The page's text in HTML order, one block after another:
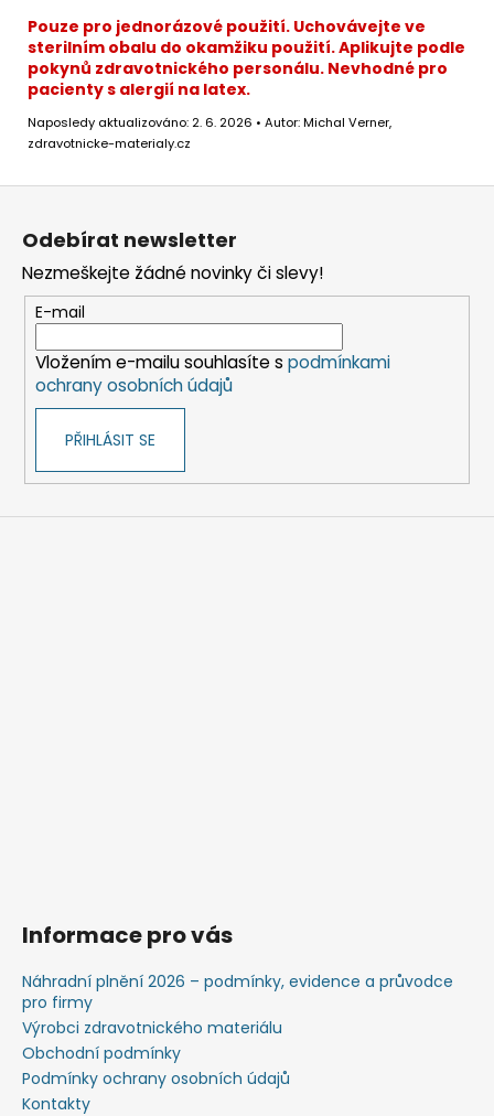
Pouze pro jednorázové použití. Uchovávejte ve
sterilním obalu do okamžiku použití. Aplikujte podle
pokynů zdravotnického personálu. Nevhodné pro
pacienty s alergií na latex.
Naposledy aktualizováno: 2. 6. 2026 • Autor: Michal Verner,
zdravotnicke-materialy.cz
Z
Odebírat newsletter
Nezmeškejte žádné novinky či slevy!
E-mail
Vložením e-mailu souhlasíte s podmínkami
ochrany osobních údajů
PŘIHLÁSIT SE
Informace pro vás
Náhradní plnění 2026 – podmínky, evidence a průvodce
pro firmy
Výrobci zdravotnického materiálu
Obchodní podmínky
Podmínky ochrany osobních údajů
Kontakty